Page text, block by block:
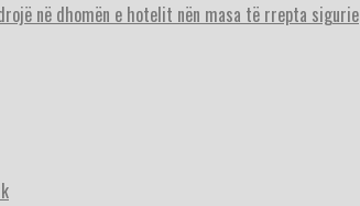
në dhomën e hotelit nën masa të rrepta sigurie